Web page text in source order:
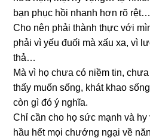
bạn phục hồi nhanh hơn rõ rệt…
Cho nên phải thành thực với
phải vì yếu đuối mà xấu xa, vì
thả…
Mà vì họ chưa có niềm tin,
thấy muốn sống, khát khao
còn gì đó ý nghĩa.
Chỉ cần cho họ sức mạnh và
hầu hết mọi chướng ngại về